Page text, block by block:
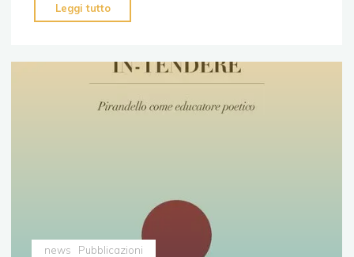
Leggi tutto
giovane:
Educazione"
news Pubblicazioni